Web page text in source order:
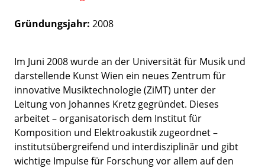
Gründungsjahr: 2008
Im Juni 2008 wurde an der Universität für Musik und
darstellende Kunst Wien ein neues Zentrum für
innovative Musiktechnologie (ZiMT) unter der
Leitung von Johannes Kretz gegründet. Dieses
arbeitet – organisatorisch dem Institut für
Komposition und Elektroakustik zugeordnet –
institutsübergreifend und interdisziplinär und gibt
wichtige Impulse für Forschung vor allem auf den